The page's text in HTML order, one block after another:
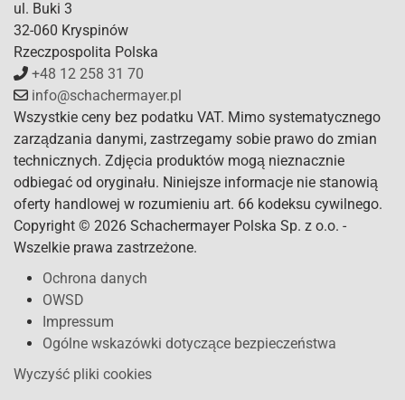
ul. Buki 3
32-060 Kryspinów
Rzeczpospolita Polska
+48 12 258 31 70
info@schachermayer.pl
Wszystkie ceny bez podatku VAT. Mimo systematycznego
zarządzania danymi, zastrzegamy sobie prawo do zmian
technicznych. Zdjęcia produktów mogą nieznacznie
odbiegać od oryginału. Niniejsze informacje nie stanowią
oferty handlowej w rozumieniu art. 66 kodeksu cywilnego.
Copyright © 2026 Schachermayer Polska Sp. z o.o. -
Wszelkie prawa zastrzeżone.
Ochrona danych
OWSD
Impressum
Ogólne wskazówki dotyczące bezpieczeństwa
Wyczyść pliki cookies